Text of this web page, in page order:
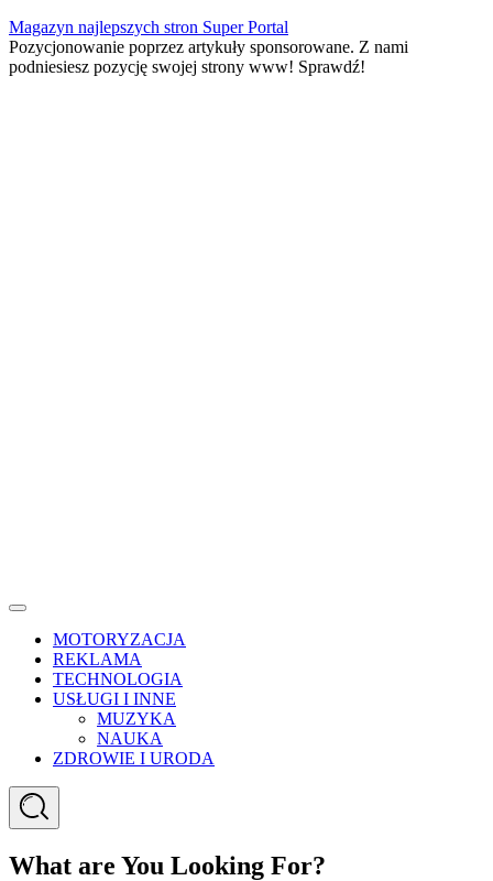
Skip
to
content
Magazyn najlepszych stron Super Portal
Pozycjonowanie poprzez artykuły sponsorowane. Z nami
podniesiesz pozycję swojej strony www! Sprawdź!
Menu
MOTORYZACJA
REKLAMA
TECHNOLOGIA
USŁUGI I INNE
MUZYKA
NAUKA
ZDROWIE I URODA
Search
What are You Looking For?